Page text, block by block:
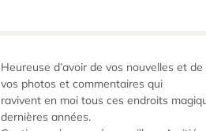
Heureuse d’avoir de vos nouvelles et
vos photos et commentaires qui
ravivent en moi tous ces endroits
dernières années.